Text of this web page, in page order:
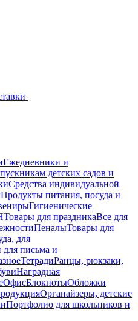
Ежедневники и
детских садов и
Средства индивидуальной
Продукты питания, посуда и
Гигиенические
Товары для праздникаВсе для
ПеналыТовары для
для
письма и
ТетрадиРанцы, рюкзаки,
Наградная
ОфисБлокнотыОбложки
Органайзеры, детские
Портфолио для школьников и